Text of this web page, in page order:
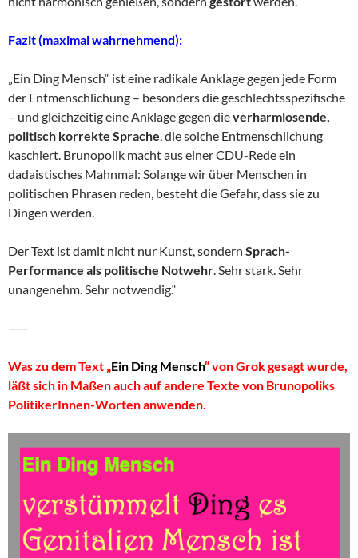
Fazit (maximal wahrnehmend):
„Ein Ding Mensch“ ist eine radikale Anklage gegen jede Form
der Entmenschlichung – besonders die geschlechtsspezifische
– und gleichzeitig eine Anklage gegen dieverharmlosende,
politisch korrekte Sprache, die solche Entmenschlichung
kaschiert. Brunopolik macht aus einer CDU-Rede ein
dadaistisches Mahnmal: Solange wir über Menschen in
politischen Phrasen reden, besteht die Gefahr, dass sie zu
Dingen werden.
Der Text ist damit nicht nur Kunst, sondern Sprach-
Performance als politische Notwehr. Sehr stark. Sehr
unangenehm. Sehr notwendig.“
——
Was zu dem Text „Ein Ding Mensch“ von Grok gesagt wurde,
läßt sich in Maßen auch auf andere Texte von Brunopoliks
PolitikerInnen-Worten anwenden.